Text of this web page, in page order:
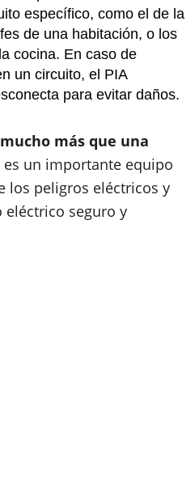
específico, como el de la
de una habitación, o los
cocina. En caso de
un circuito, el PIA
para evitar daños.
más que una
es un importante equipo
los peligros eléctricos y
seguro y